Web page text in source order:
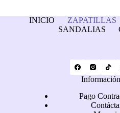
INICIO ZAPATILLAS
SANDALIAS
Información
Pago